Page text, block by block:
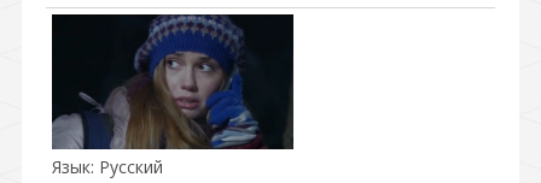
Язык: Русский